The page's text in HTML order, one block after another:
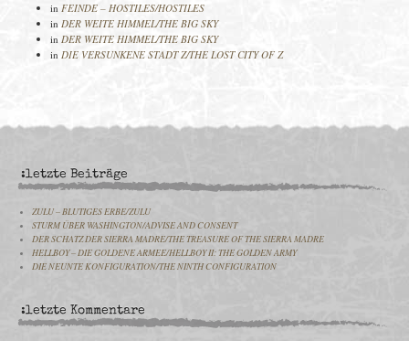
in FEINDE – HOSTILES/HOSTILES
in DER WEITE HIMMEL/THE BIG SKY
in DER WEITE HIMMEL/THE BIG SKY
in DIE VERSUNKENE STADT Z/THE LOST CITY OF Z
:letzte Beiträge
ZULU – BLUTIGES ERBE/ZULU
STURM ÜBER WASHINGTON/ADVISE AND CONSENT
DER SCHATZ DER SIERRA MADRE/THE TREASURE OF THE SIERRA MADRE
HELLBOY – DIE GOLDENE ARMEE/HELLBOY II: THE GOLDEN ARMY
DIE NEUNTE KONFIGURATION/THE NINTH CONFIGURATION
:letzte Kommentare